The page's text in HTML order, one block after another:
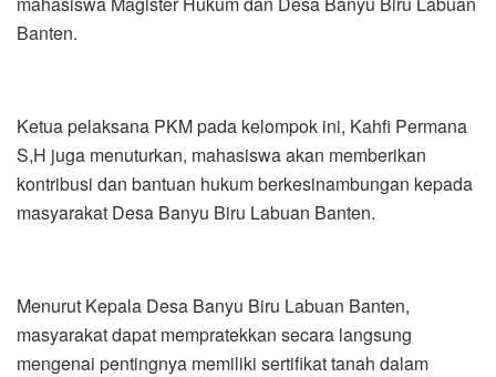
Banten.
Ketua pelaksana PKM pada kelompok ini, Kahfi Permana
S,H juga menuturkan, mahasiswa akan memberikan
kontribusi dan bantuan hukum berkesinambungan kepada
masyarakat Desa Banyu Biru Labuan Banten.
Menurut Kepala Desa Banyu Biru Labuan Banten,
masyarakat dapat mempratekkan secara langsung
mengenai pentingnya memiliki sertifikat tanah dalam